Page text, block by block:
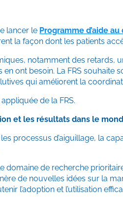
lancer le Programme d’aide
la façon dont les patients
notamment des
ont besoin. La FRS
qui améliorent la
de la FRS.
et les résultats dans le
processus d’aiguillage, la
domaine de recherche
de nouvelles idées sur la
l’adoption et l’utilisation